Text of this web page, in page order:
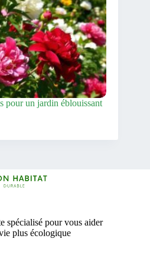
pour un jardin éblouissant
spécialisé pour vous aider
plus écologique